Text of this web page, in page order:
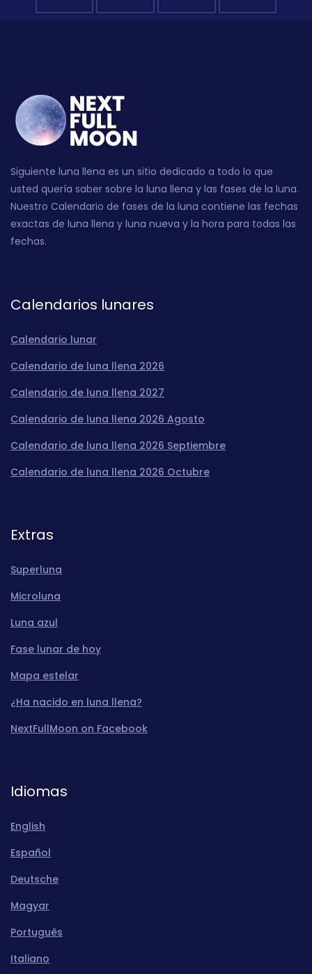
Siguiente luna llena es un sitio dedicado a todo lo que
usted quería saber sobre la luna llena y las fases de la luna.
Nuestro Calendario de fases de la luna contiene las fechas
exactas de luna llena y luna nueva y la hora para todas las
fechas.
Calendarios lunares
Calendario lunar
Calendario de luna llena 2026
Calendario de luna llena 2027
Calendario de luna llena 2026 Agosto
Calendario de luna llena 2026 Septiembre
Calendario de luna llena 2026 Octubre
Extras
Superluna
Microluna
Luna azul
Fase lunar de hoy
Mapa estelar
¿Ha nacido en luna llena?
NextFullMoon on Facebook
Idiomas
English
Español
Deutsche
Magyar
Português
Italiano